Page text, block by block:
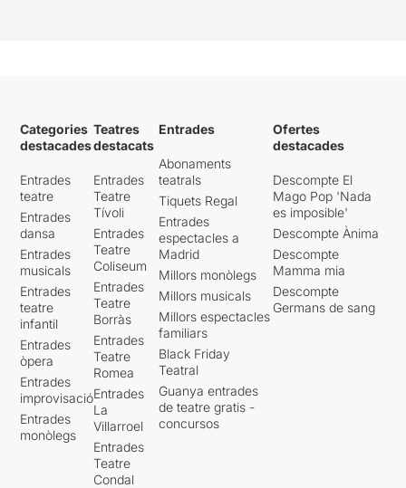
Categories
destacades
Entrades
teatre
Entrades
dansa
Entrades
musicals
Entrades
teatre
infantil
Entrades
òpera
Entrades
improvisació
Entrades
monòlegs
Teatres
destacats
Entrades
Teatre
Tívoli
Entrades
Teatre
Coliseum
Entrades
Teatre
Borràs
Entrades
Teatre
Romea
Entrades
La
Villarroel
Entrades
Teatre
Condal
Entrades
Abonaments
teatrals
Tiquets Regal
Entrades
espectacles a
Madrid
Millors monòlegs
Millors musicals
Millors espectacles
familiars
Black Friday
Teatral
Guanya entrades
de teatre gratis -
concursos
Ofertes
destacades
Descompte El
Mago Pop 'Nada
es imposible'
Descompte Ànima
Descompte
Mamma mia
Descompte
Germans de sang